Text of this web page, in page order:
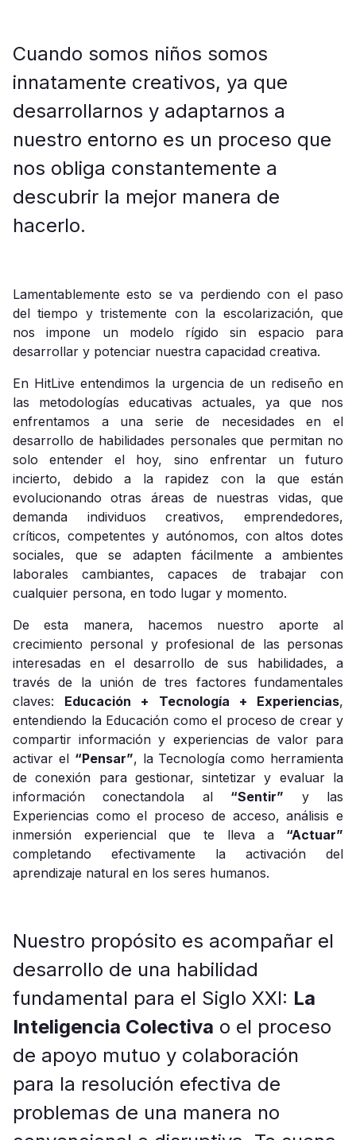
Cuando somos niños somos
innatamente creativos, ya que
desarrollarnos y adaptarnos a
nuestro entorno es un proceso que
nos obliga constantemente a
descubrir la mejor manera de
hacerlo.
Lamentablemente esto se va perdiendo con el paso
del tiempo y tristemente con la escolarización, que
nos impone un modelo rígido sin espacio para
desarrollar y potenciar nuestra capacidad creativa.
En HitLive entendimos la urgencia de un rediseño en
las metodologías educativas actuales, ya que nos
enfrentamos a una serie de necesidades en el
desarrollo de habilidades personales que permitan no
solo entender el hoy, sino enfrentar un futuro
incierto, debido a la rapidez con la que están
evolucionando otras áreas de nuestras vidas, que
demanda individuos creativos, emprendedores,
críticos, competentes y autónomos, con altos dotes
sociales, que se adapten fácilmente a ambientes
laborales cambiantes, capaces de trabajar con
cualquier persona, en todo lugar y momento.
De esta manera, hacemos nuestro aporte al
crecimiento personal y profesional de las personas
interesadas en el desarrollo de sus habilidades, a
través de la unión de tres factores fundamentales
claves: Educación + Tecnología + Experiencias,
entendiendo la Educación como el proceso de crear y
compartir información y experiencias de valor para
activar el “Pensar”, la Tecnología como herramienta
de conexión para gestionar, sintetizar y evaluar la
información conectandola al “Sentir” y las
Experiencias como el proceso de acceso, análisis e
inmersión experiencial que te lleva a “Actuar”
completando efectivamente la activación del
aprendizaje natural en los seres humanos.
Nuestro propósito es acompañar el
desarrollo de una habilidad
fundamental para el Siglo XXI: La
Inteligencia Colectiva o el proceso
de apoyo mutuo y colaboración
para la resolución efectiva de
problemas de una manera no